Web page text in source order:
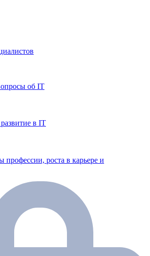
об IT
в IT
профессии, роста в карьере и